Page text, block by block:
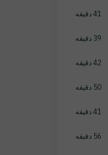
41 دقیقه
39 دقیقه
42 دقیقه
50 دقیقه
41 دقیقه
56 دقیقه